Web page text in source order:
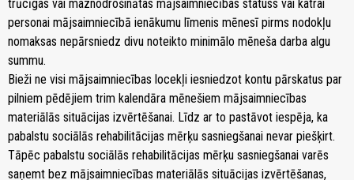
trūcīgas vai maznodrošinātas mājsaimniecības statuss vai katrai
personai mājsaimniecībā ienākumu līmenis mēnesī pirms nodokļu
nomaksas nepārsniedz divu noteikto minimālo mēneša darba algu
summu.
Bieži ne visi mājsaimniecības locekļi iesniedzot kontu pārskatus par
pilniem pēdējiem trim kalendāra mēnešiem mājsaimniecības
materiālās situācijas izvērtēšanai. Līdz ar to pastāvot iespēja, ka
pabalstu sociālās rehabilitācijas mērķu sasniegšanai nevar piešķirt.
Tāpēc pabalstu sociālās rehabilitācijas mērķu sasniegšanai varēs
saņemt bez mājsaimniecības materiālās situācijas izvērtēšanas,